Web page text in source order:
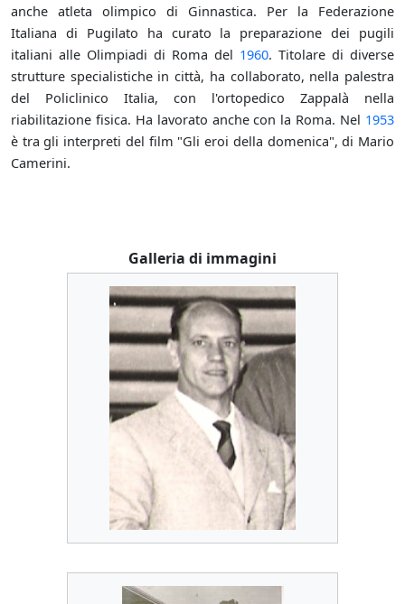
anche atleta olimpico di Ginnastica. Per la Federazione
Italiana di Pugilato ha curato la preparazione dei pugili
italiani alle Olimpiadi di Roma del 1960. Titolare di diverse
strutture specialistiche in città, ha collaborato, nella palestra
del Policlinico Italia, con l'ortopedico Zappalà nella
riabilitazione fisica. Ha lavorato anche con la Roma. Nel 1953
è tra gli interpreti del film "Gli eroi della domenica", di Mario
Camerini.
Galleria di immagini